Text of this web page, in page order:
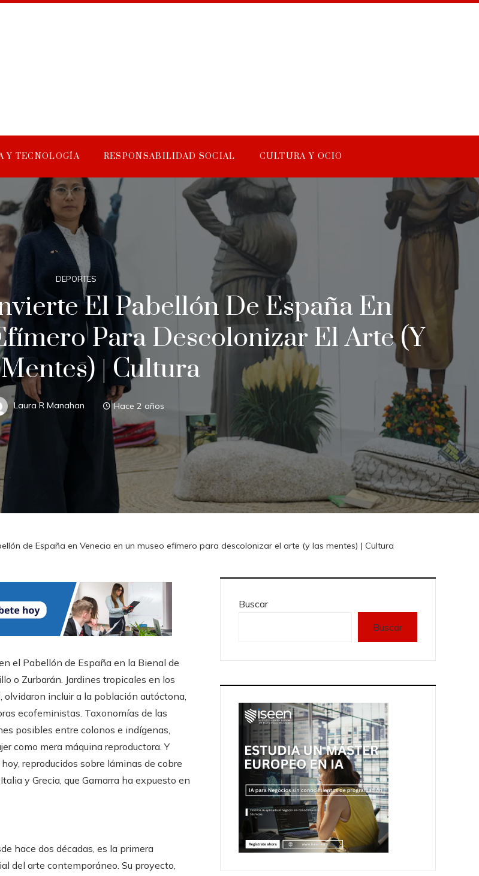
Y TECNOLOGÍA RESPONSABILIDAD SOCIAL CULTURA Y OCIO
DEPORTES
El Pabellón De España En
Para Descolonizar El Arte (y
| Cultura
Laura R Manahan Hace 2 años
de España en Venecia en un museo efímero para descolonizar el arte (y las mentes) | Cultura
el Pabellón de España en la Bienal de
o Zurbarán. Jardines tropicales en los
incluir a la población autóctona,
ecofeministas. Taxonomías de las
posibles entre colonos e indígenas,
como mera máquina reproductora. Y
reproducidos sobre láminas de cobre
y Grecia, que Gamarra ha expuesto en
hace dos décadas, es la primera
del arte contemporáneo. Su proyecto,
Buscar
Buscar